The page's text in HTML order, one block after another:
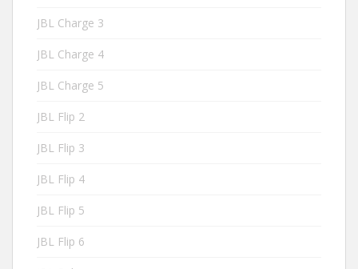
JBL Charge 3
JBL Charge 4
JBL Charge 5
JBL Flip 2
JBL Flip 3
JBL Flip 4
JBL Flip 5
JBL Flip 6